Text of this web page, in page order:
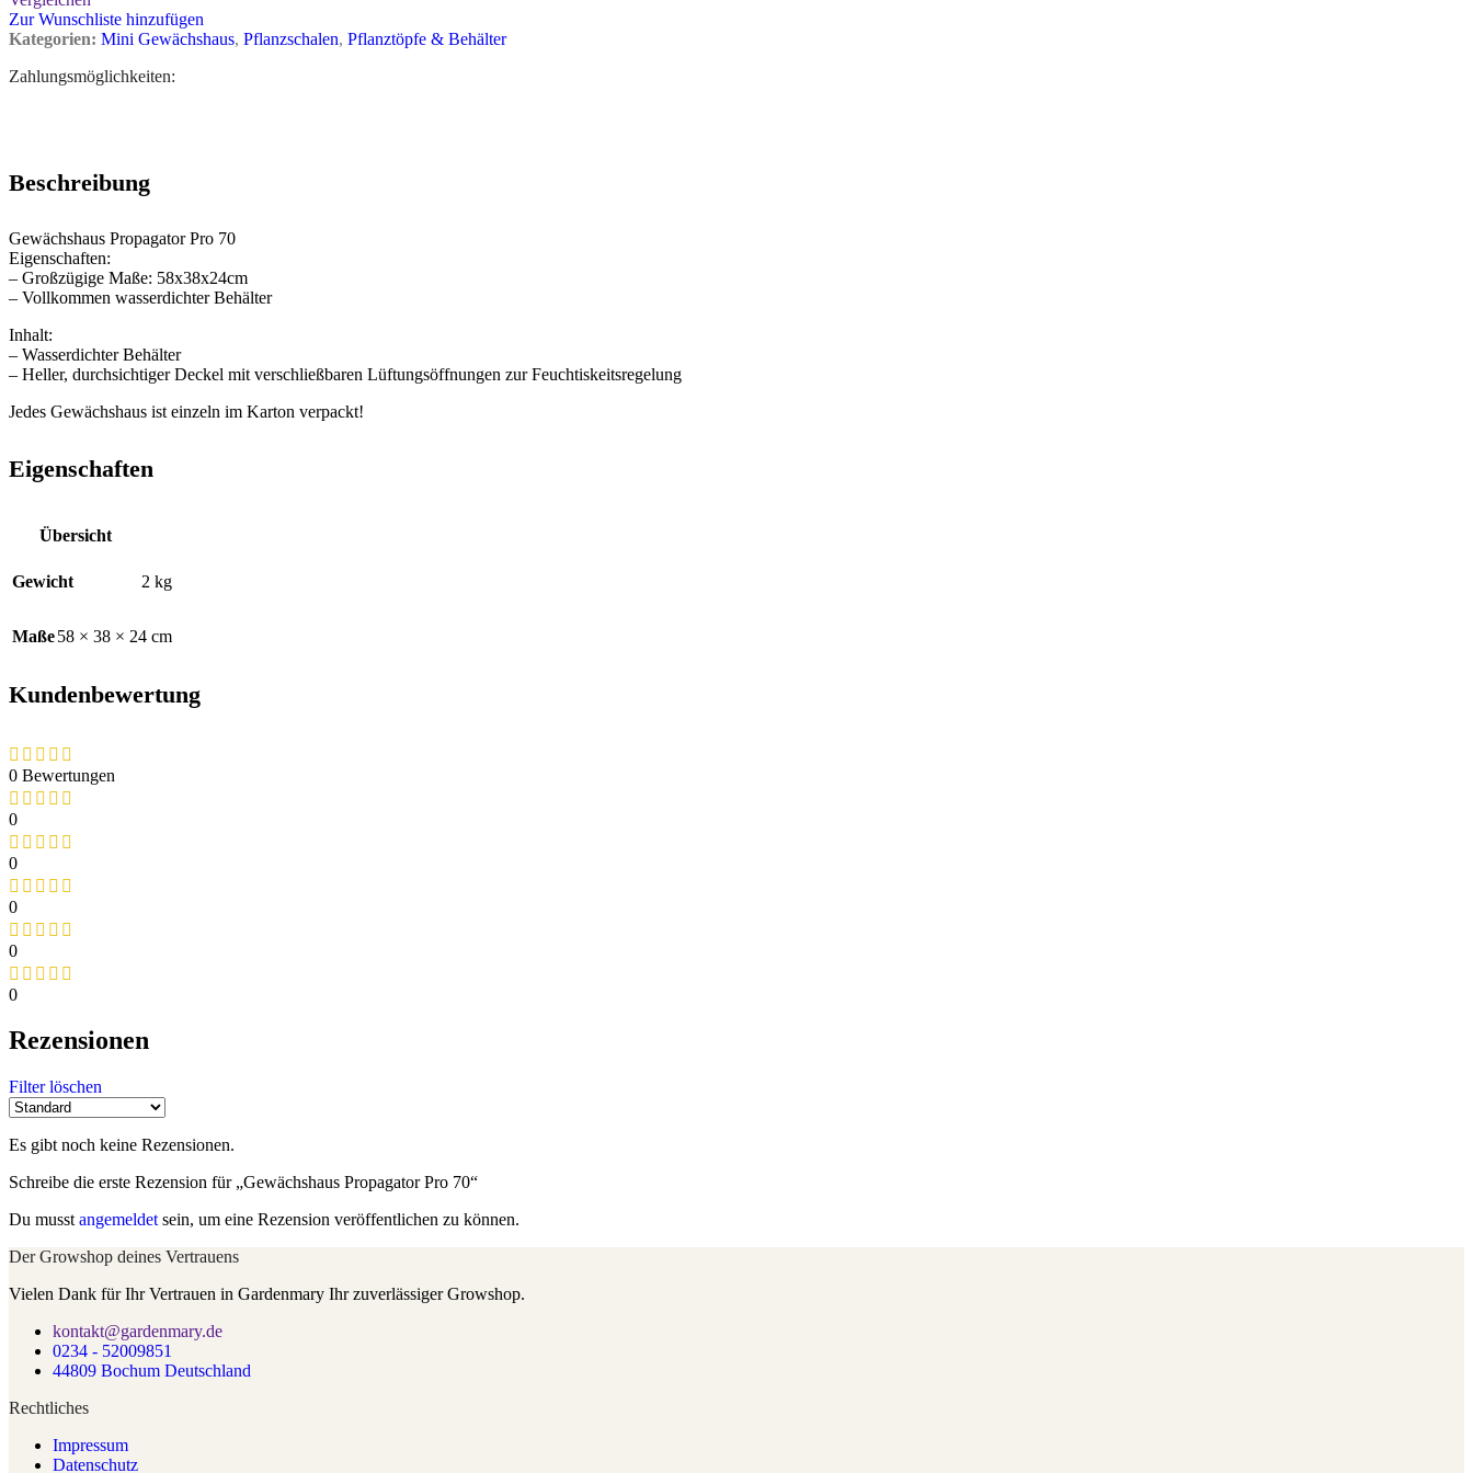
Zur Wunschliste hinzufügen
Kategorien: Mini Gewächshaus, Pflanzschalen, Pflanztöpfe & Behälter
Zahlungsmöglichkeiten:
Beschreibung
Gewächshaus Propagator Pro 70
Eigenschaften:
– Großzügige Maße: 58x38x24cm
– Vollkommen wasserdichter Behälter
Inhalt:
– Wasserdichter Behälter
– Heller, durchsichtiger Deckel mit verschließbaren Lüftungsöffnungen zur Feuchtiskeitsregelung
Jedes Gewächshaus ist einzeln im Karton verpackt!
Eigenschaften
Übersicht
Gewicht 2 kg
Maße58 × 38 × 24 cm
Kundenbewertung
0 Bewertungen
0
0
0
0
0
Rezensionen
Filter löschen
Es gibt noch keine Rezensionen.
Schreibe die erste Rezension für „Gewächshaus Propagator Pro 70“
Du musst angemeldet sein, um eine Rezension veröffentlichen zu können.
Der Growshop deines Vertrauens
Vielen Dank für Ihr Vertrauen in Gardenmary Ihr zuverlässiger Growshop.
kontakt@gardenmary.de
0234 - 52009851
44809 Bochum Deutschland
Rechtliches
Impressum
Datenschutz